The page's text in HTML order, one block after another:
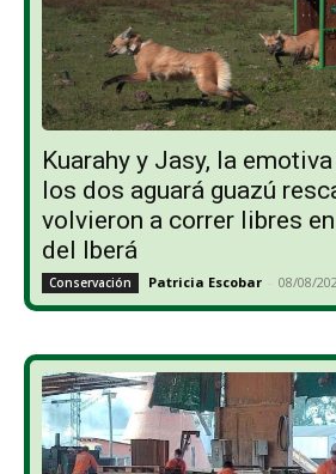
Kuarahy y Jasy, la
los dos aguará guazú
volvieron a correr libres
del Iberá
Conservación Patricia Escobar - 08/08/